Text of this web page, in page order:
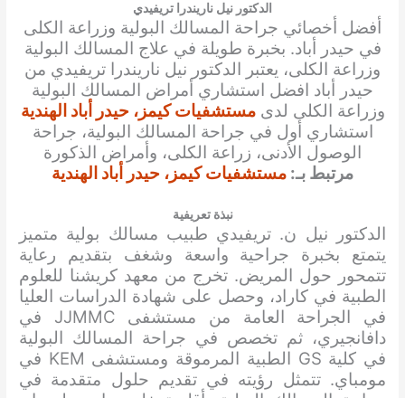
الدكتور نيل ناريندرا تريفيدي
أفضل أخصائي جراحة المسالك البولية وزراعة الكلى
في حيدر أباد. بخبرة طويلة في علاج المسالك البولية
وزراعة الكلى، يعتبر الدكتور نيل ناريندرا تريفيدي من
حيدر أباد افضل استشاري أمراض المسالك البولية
وزراعة الكلى لدىمستشفيات كيمز، حيدر أباد الهندية
استشاري أول في جراحة المسالك البولية، جراحة
الوصول الأدنى، زراعة الكلى، وأمراض الذكورة
مرتبط بـ: مستشفيات كيمز، حيدر أباد الهندية
نبذة تعريفية
الدكتور نيل ن. تريفيدي طبيب مسالك بولية متميز
يتمتع بخبرة جراحية واسعة وشغف بتقديم رعاية
تتمحور حول المريض. تخرج من معهد كريشنا للعلوم
الطبية في كاراد، وحصل على شهادة الدراسات العليا
في الجراحة العامة من مستشفى JJMMC في
دافانجيري، ثم تخصص في جراحة المسالك البولية
في كلية GS الطبية المرموقة ومستشفى KEM في
مومباي. تتمثل رؤيته في تقديم حلول متقدمة في